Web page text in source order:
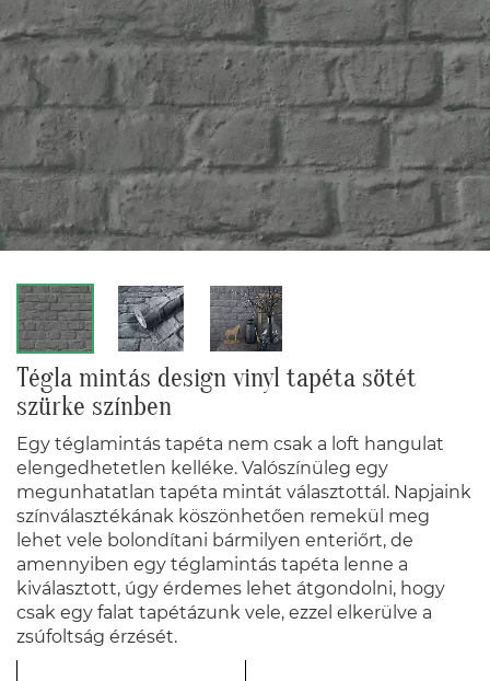
Tégla mintás design vinyl tapéta sötét
szürke színben
Egy téglamintás tapéta nem csak a loft hangulat
elengedhetetlen kelléke. Valószínüleg egy
megunhatatlan tapéta mintát választottál. Napjaink
színválasztékának köszönhetően remekül meg
lehet vele bolondítani bármilyen enteriőrt, de
amennyiben egy téglamintás tapéta lenne a
kiválasztott, úgy érdemes lehet átgondolni, hogy
csak egy falat tapétázunk vele, ezzel elkerülve a
zsúfoltság érzését.